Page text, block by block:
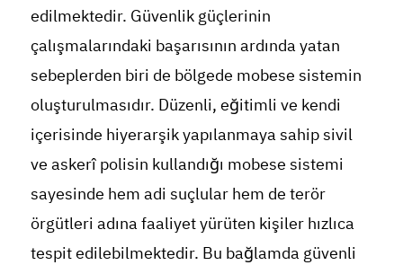
edilmektedir. Güvenlik güçlerinin
çalışmalarındaki başarısının ardında yatan
sebeplerden biri de bölgede mobese sistemin
oluşturulmasıdır. Düzenli, eğitimli ve kendi
içerisinde hiyerarşik yapılanmaya sahip sivil
ve askerî polisin kullandığı mobese sistemi
sayesinde hem adi suçlular hem de terör
örgütleri adına faaliyet yürüten kişiler hızlıca
tespit edilebilmektedir. Bu bağlamda güvenli